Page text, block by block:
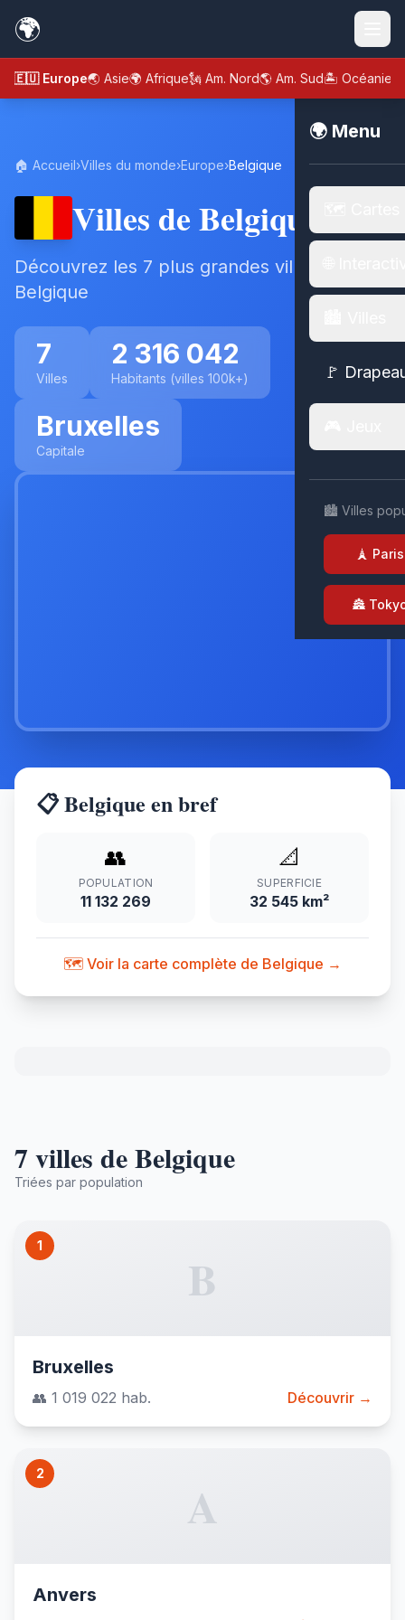
🌍
🇪🇺 Europe🌏 Asie🌍 Afrique🗽 Am. Nord🌎 Am. Sud🏝️ Océanie
🌍 Menu
🚩
🏙️ Villes
🗼 Paris
🏯
🏠 Accueil›Villes du monde›Europe›Belgique
Villes de Belgique
Découvrez les 7 plus grandes villes de
Belgique
7
Villes
2 316 042
Habitants (villes 100k+)
Bruxelles
Capitale
📋 Belgique en bref
👥
POPULATION
11 132 269
📐
SUPERFICIE
32 545 km²
🗺️ Voir la carte complète de Belgique →
7 villes de Belgique
Triées par population
1
B
Bruxelles
👥 1 019 022 hab. Découvrir →
2
A
Anvers